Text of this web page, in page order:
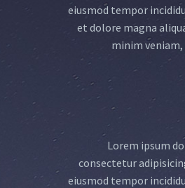
eiusmod tempor
et dolore magna
minim
Lorem ipsum
consectetur
eiusmod tempor